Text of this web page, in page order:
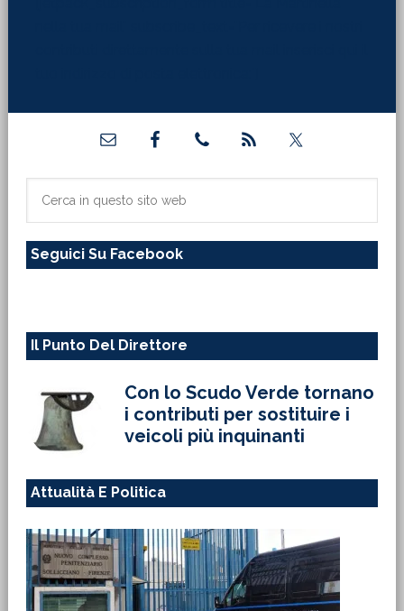
primaria
sito
Seguici Su Facebook
Il Punto Del Direttore
Con lo Scudo Verde tornano
i contributi per sostituire i
veicoli più inquinanti
Attualità E Politica